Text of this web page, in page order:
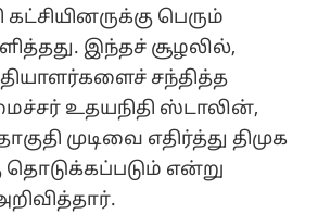
பெரும்
இந்தச் சூழலில்,
சந்தித்த
உதயநிதி ஸ்டாலின்,
முடிவை எதிர்த்து திமுக
தொடுக்கப்படும் என்று